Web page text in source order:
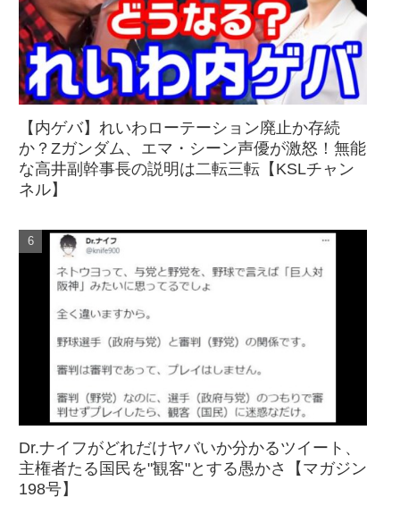
【内ゲバ】れいわローテーション廃止か存続
か？Zガンダム、エマ・シーン声優が激怒！無能
な高井副幹事長の説明は二転三転【KSLチャン
ネル】
Dr.ナイフがどれだけヤバいか分かるツイート、
主権者たる国民を"観客"とする愚かさ【マガジン
198号】